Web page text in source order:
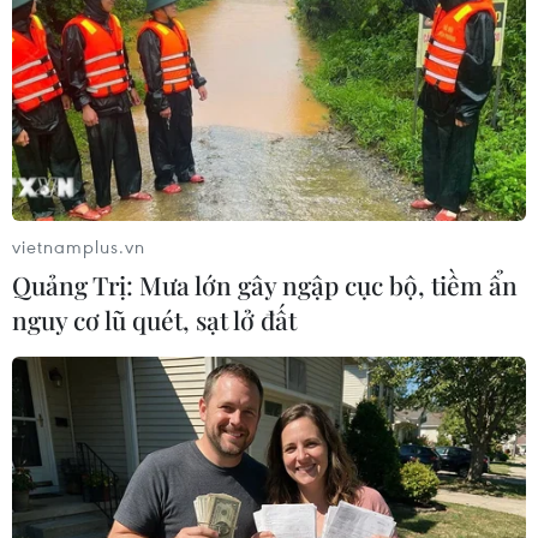
Điều trị cho bệnh nhân tai nạn giao thông. (Ảnh: Cao
Nguyên/TTXVN)
thời, đúng cách vì cấp cứu tại hiện trường chủ
yếu do người đi đường thực hiện, không có
chuyên môn y tế hoặc không có kiến thức về sơ
cấp cứu ban đầu, chiếm hơn 90%; tỷ lệ được
nhân viên y tế cấp cứu chỉ chiếm gần 5% và sự
tham gia của hệ thống cấp cứu 115 rất hạn chế
nên đã vô tình tạo ra những sai sót trong quá
trình cấp cứu làm cho tình trạng nạn nhân trở
vietnamplus.vn
Quảng Trị: Mưa lớn gây ngập cục bộ, tiềm ẩn
nguy cơ lũ quét, sạt lở đất